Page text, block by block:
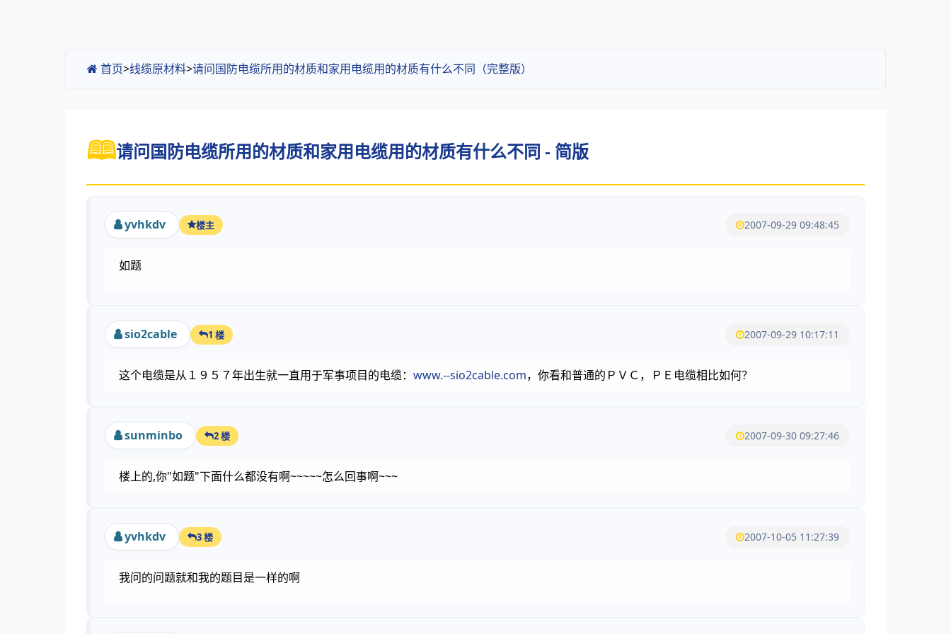
首页>线缆原材料>请问国防电缆所用的材质和家用电缆用的材质有什么不同（完整版）
请问国防电缆所用的材质和家用电缆用的材质有什么不同 - 简版
yvhkdv 楼主 2007-09-29 09:48:45
如题
sio2cable 1 楼 2007-09-29 10:17:11
这个电缆是从１９５７年出生就一直用于军事项目的电缆： www.--sio2cable.com，你看和普通的ＰＶＣ，ＰＥ电缆相比如何？
sunminbo 2 楼 2007-09-30 09:27:46
楼上的,你"如题"下面什么都没有啊~~~~~怎么回事啊~~~
yvhkdv 3 楼 2007-10-05 11:27:39
我问的问题就和我的题目是一样的啊